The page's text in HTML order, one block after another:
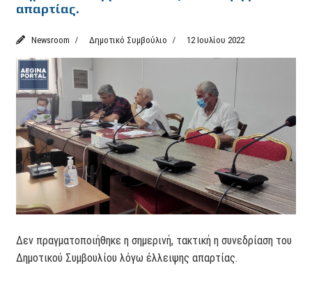
απαρτίας.
Newsroom Δημοτικό Συμβούλιο 12 Ιουλίου 2022
Δεν πραγματοποιήθηκε η σημερινή, τακτική η συνεδρίαση του
Δημοτικού Συμβουλίου λόγω έλλειψης απαρτίας.